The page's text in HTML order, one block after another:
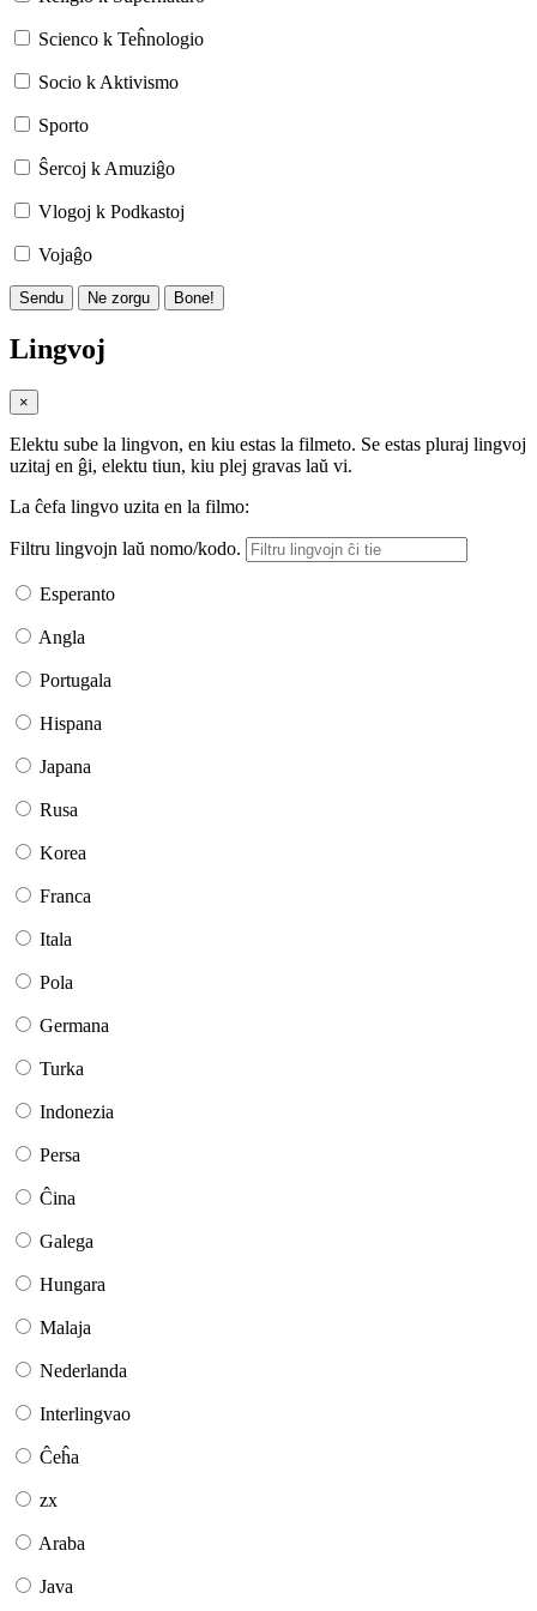
Scienco k Teĥnologio
Socio k Aktivismo
Sporto
Ŝercoj k Amuziĝo
Vlogoj k Podkastoj
Vojaĝo
Sendu Ne zorgu Bone!
Lingvoj
×
Elektu sube la lingvon, en kiu estas la filmeto. Se estas pluraj lingvoj
uzitaj en ĝi, elektu tiun, kiu plej gravas laŭ vi.
La ĉefa lingvo uzita en la filmo:
Filtru lingvojn laŭ nomo/kodo.
Esperanto
Angla
Portugala
Hispana
Japana
Rusa
Korea
Franca
Itala
Pola
Germana
Turka
Indonezia
Persa
Ĉina
Galega
Hungara
Malaja
Nederlanda
Interlingvao
Ĉeĥa
zx
Araba
Java